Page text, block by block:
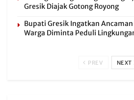
Gresik Diajak Gotong Royong
Bupati Gresik Ingatkan
Warga Diminta Peduli
PREV NEXT